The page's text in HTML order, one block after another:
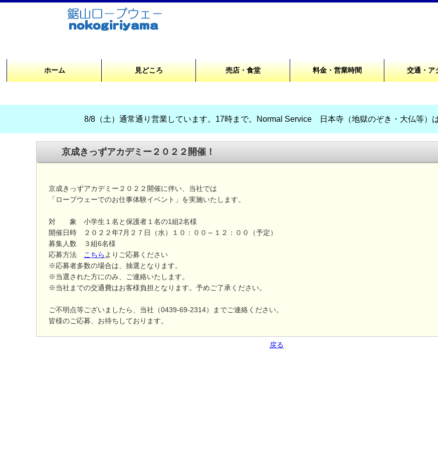
ホーム 見どころ 売店・食堂 料金・営業時間 交通・ア
8/8（土）通常通り営業しています。17時まで。Normal Service 日本寺（地獄のぞき・大仏等）
京成きっずアカデミー２０２２開催！
京成きっずアカデミー２０２２開催に伴い、当社では
「ロープウェーでのお仕事体験イベント」 を実施いたします。
対 象 小学生１名と保護者１名の1組2名様
開催日時 ２０２２年7月２７日（水）１０：００～１２：００（予定）
募集人数 ３組6名様
応募方法
こちら よりご応募ください
※応募者多数の場合は、抽選となります。
※当選された方にのみ、ご連絡いたします。
※当社までの交通費はお客様負担となります。予めご了承ください。
ご不明点等ございましたら、当社（0439-69-2314）までご連絡ください。
皆様のご応募、お待ちしております。
戻る